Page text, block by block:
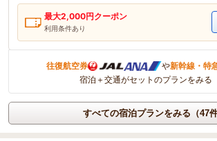
最大2,000円クーポン
利用条件あり
往復航空券 や新幹線・特
宿泊＋交通がセットのプランをみる
すべての宿泊プランをみる（47件